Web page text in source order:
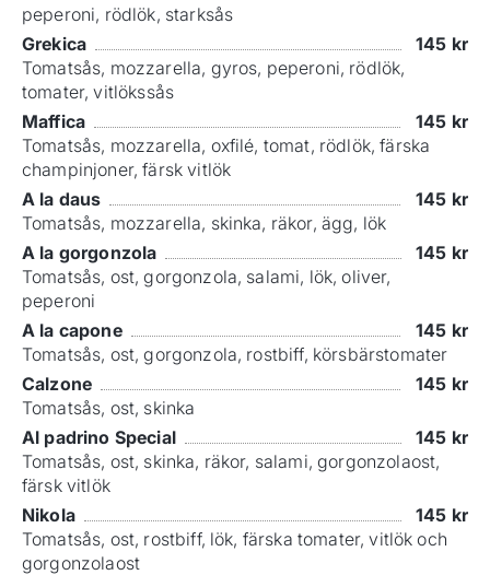
peperoni, rödlök, starksås
Grekica
145 kr
Tomatsås, mozzarella, gyros, peperoni, rödlök,
tomater, vitlökssås
Maffica
145 kr
Tomatsås, mozzarella, oxfilé, tomat, rödlök, färska
champinjoner, färsk vitlök
A la daus
145 kr
Tomatsås, mozzarella, skinka, räkor, ägg, lök
A la gorgonzola
145 kr
Tomatsås, ost, gorgonzola, salami, lök, oliver,
peperoni
A la capone
145 kr
Tomatsås, ost, gorgonzola, rostbiff, körsbärstomater
Calzone
145 kr
Tomatsås, ost, skinka
Al padrino Special
145 kr
Tomatsås, ost, skinka, räkor, salami, gorgonzolaost,
färsk vitlök
Nikola
145 kr
Tomatsås, ost, rostbiff, lök, färska tomater, vitlök och
gorgonzolaost